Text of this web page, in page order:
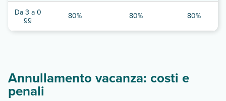
Da 3 a 0
gg 80% 80% 80%
Annullamento vacanza: costi e
penali